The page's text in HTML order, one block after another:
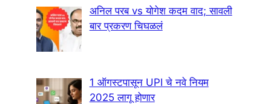
अनिल परब vs योगेश कदम वाद; सावली
बार प्रकरण चिघळलं
1 ऑगस्टपासून UPI चे नवे नियम
2025 लागू होणार